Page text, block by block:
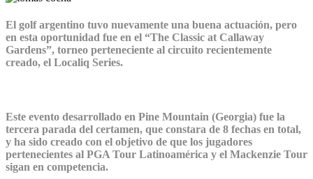
El golf argentino tuvo nuevamente una buena actuación, pero
en esta oportunidad fue en el “The Classic at Callaway
Gardens”, torneo perteneciente al circuito recientemente
creado, el Localiq Series.
Este evento desarrollado en Pine Mountain (Georgia) fue la
tercera parada del certamen, que constara de 8 fechas en total,
y ha sido creado con el objetivo de que los jugadores
pertenecientes al PGA Tour Latinoamérica y el Mackenzie Tour
sigan en competencia.